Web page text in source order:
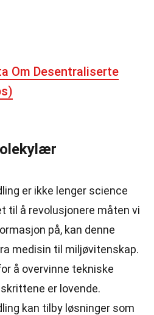
Om Desentraliserte
er ikke lenger science
til å revolusjonere måten vi
på, kan denne
medisin til miljøvitenskap.
å overvinne tekniske
er lovende.
kan tilby løsninger som